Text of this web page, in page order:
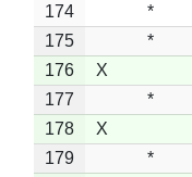
174
*
175
*
176
X
177
*
178
X
179
*